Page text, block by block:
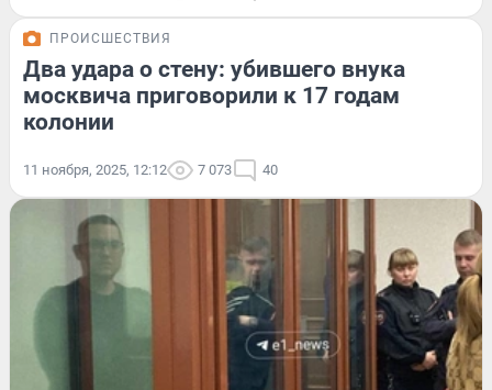
ПРОИСШЕСТВИЯ
Два удара о стену: убившего внука
москвича приговорили к 17 годам
колонии
11 ноября, 2025, 12:12 7 073 40